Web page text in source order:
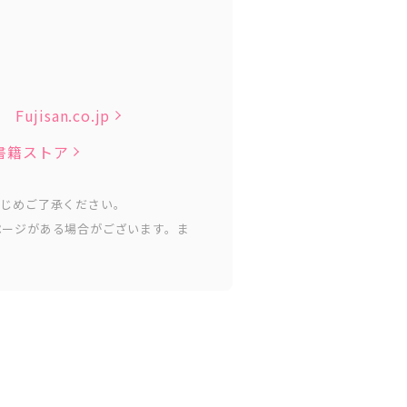
Fujisan.co.jp
籍ストア
めご了承ください。
ジがある場合がございます。ま